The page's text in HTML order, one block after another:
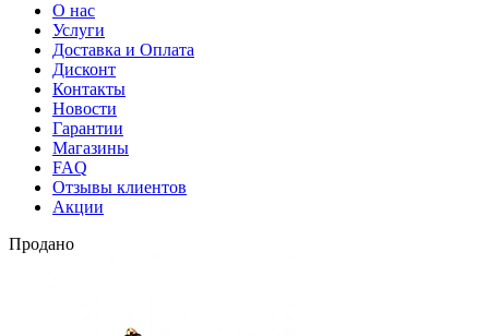
О нас
Услуги
Доставка и Оплата
Дисконт
Контакты
Новости
Гарантии
Магазины
FAQ
Отзывы клиентов
Акции
Продано